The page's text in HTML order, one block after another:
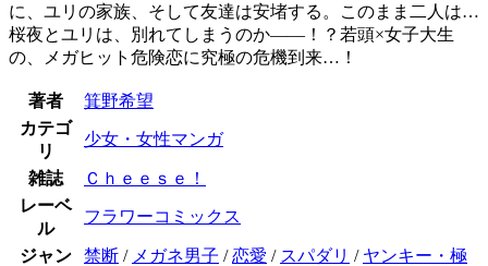
に、ユリの家族、そして友達は安堵する。このまま二人は…
桜夜とユリは、別れてしまうのか――！？若頭×女子大生
の、メガヒット危険恋に究極の危機到来…！
著者
箕野希望
カテゴ
リ
少女・女性マンガ
雑誌
Ｃｈｅｅｓｅ！
レーベ
ル
フラワーコミックス
ジャン
禁断 / メガネ男子 /恋愛 / スパダリ / ヤンキー・極